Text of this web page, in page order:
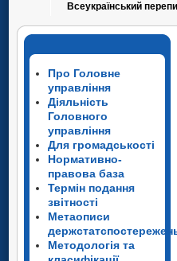
Всеукраїнський
Про Головне
управління
Діяльність
Головного
управління
Для громадськості
Нормативно-
правова база
Термін подання
звітності
Метаописи
Методологія та